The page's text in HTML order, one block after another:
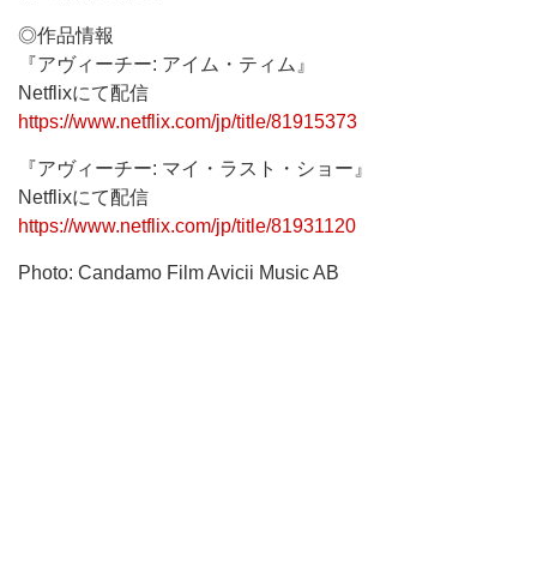
◎作品情報
『アヴィーチー: アイム・ティム』
Netflixにて配信
https://www.netflix.com/jp/title/81915373
『アヴィーチー: マイ・ラスト・ショー』
Netflixにて配信
https://www.netflix.com/jp/title/81931120
Photo: Candamo Film Avicii Music AB